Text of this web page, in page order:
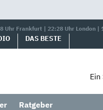
Uhr Frankfurt | 22:28 Uhr London |
DAS BESTE
Ein
Ratgeber